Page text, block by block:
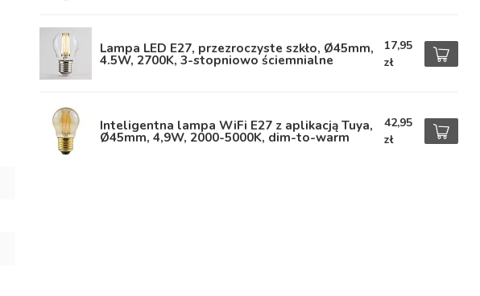
Lampa LED E27, przezroczyste szkło, Ø45mm,
4.5W, 2700K, 3-stopniowo ściemnialne
17,95
zł
Inteligentna lampa WiFi E27 z aplikacją Tuya,
Ø45mm, 4,9W, 2000-5000K, dim-to-warm
42,95
zł